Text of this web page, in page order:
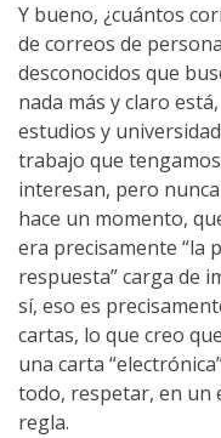
Y bueno, ¿cuántos
de correos de
desconocidos que
nada más y claro
estudios y
trabajo que
interesan, pero
hace un momento,
era precisamente “la
respuesta” carga de
sí, eso es
cartas, lo que creo
una carta
todo, respetar, en un
regla.